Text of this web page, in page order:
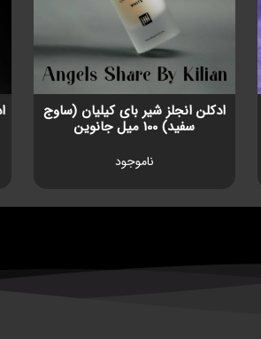
ادکلن انجلز شیر بای کیلیان (ساوج
سفید) 100 میل جانوین
ناموجود